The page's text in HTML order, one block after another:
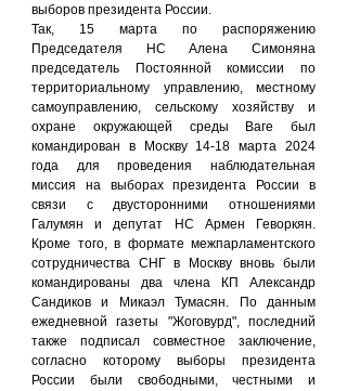
выборов президента России.
Так, 15 марта по распоряжению
Председателя НС Алена Симоняна
председатель Постоянной комиссии по
территориальному управлению, местному
самоуправлению, сельскому хозяйству и
охране окружающей среды Ваге был
командирован в Москву 14-18 марта 2024
года для проведения наблюдательная
миссия на выборах президента России в
связи с двусторонними отношениями
Галумян и депутат НС Армен Геворкян.
Кроме того, в формате межпарламентского
сотрудничества СНГ в Москву вновь были
командированы два члена КП Александр
Сандиков и Микаэл Тумасян. По данным
ежедневной газеты "Жоговурд", последний
также подписал совместное заключение,
согласно которому выборы президента
России были свободными, честными и